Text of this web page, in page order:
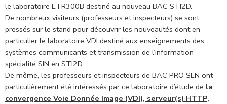
le laboratoire ETR300B destiné au nouveau BAC STI2D.
De nombreux visiteurs (professeurs et inspecteurs) se sont
pressés sur le stand pour découvrir les nouveautés dont en
particulier le laboratoire VDI destiné aux enseignements des
systèmes communicants et transmission de l’information
spécialité SIN en STI2D.
De même, les professeurs et inspecteurs de BAC PRO SEN ont
particulièrement été intéressés par ce laboratoire d’étude de la
convergence Voie Donnée Image (VDI), serveur(s) HTTP,